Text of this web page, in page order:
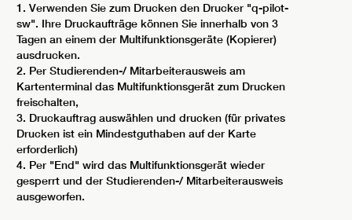
1. Verwenden Sie zum Drucken den Drucker "q-pilot-
sw". Ihre Druckaufträge können Sie innerhalb von 3
Tagen an einem der Multifunktionsgeräte (Kopierer)
ausdrucken.
2. Per Studierenden-/ Mitarbeiterausweis am
Kartenterminal das Multifunktionsgerät zum Drucken
freischalten,
3. Druckauftrag auswählen und drucken (für privates
Drucken ist ein Mindestguthaben auf der Karte
erforderlich)
4. Per "End" wird das Multifunktionsgerät wieder
gesperrt und der Studierenden-/ Mitarbeiterausweis
ausgeworfen.